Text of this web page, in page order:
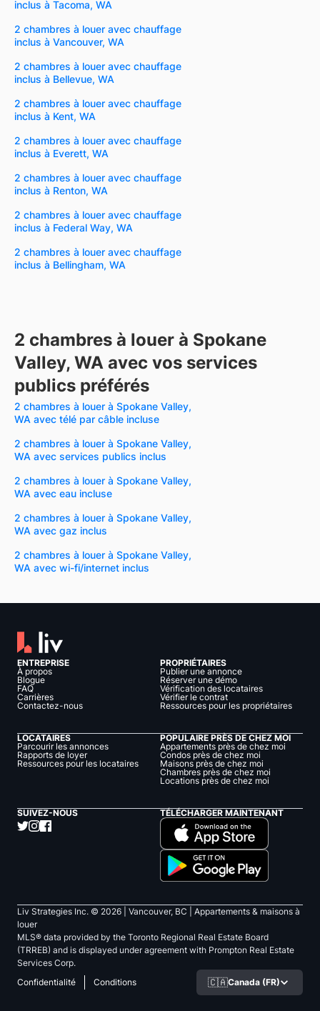
inclus à Tacoma, WA
2 chambres à louer avec chauffage
inclus à Vancouver, WA
2 chambres à louer avec chauffage
inclus à Bellevue, WA
2 chambres à louer avec chauffage
inclus à Kent, WA
2 chambres à louer avec chauffage
inclus à Everett, WA
2 chambres à louer avec chauffage
inclus à Renton, WA
2 chambres à louer avec chauffage
inclus à Federal Way, WA
2 chambres à louer avec chauffage
inclus à Bellingham, WA
2 chambres à louer à Spokane
Valley, WA avec vos services
publics préférés
2 chambres à louer à Spokane Valley,
WA avec télé par câble incluse
2 chambres à louer à Spokane Valley,
WA avec services publics inclus
2 chambres à louer à Spokane Valley,
WA avec eau incluse
2 chambres à louer à Spokane Valley,
WA avec gaz inclus
2 chambres à louer à Spokane Valley,
WA avec wi-fi/internet inclus
ENTREPRISE
À propos
Blogue
FAQ
Carrières
Contactez-nous
PROPRIÉTAIRES
Publier une annonce
Réserver une démo
Vérification des locataires
Vérifier le contrat
Ressources pour les propriétaires
LOCATAIRES
Parcourir les annonces
Rapports de loyer
Ressources pour les locataires
POPULAIRE PRÈS DE CHEZ MOI
Appartements près de chez moi
Condos près de chez moi
Maisons près de chez moi
Chambres près de chez moi
Locations près de chez moi
SUIVEZ-NOUS TÉLÉCHARGER MAINTENANT
Liv Strategies Inc. © 2026 | Vancouver, BC |
Appartements & maisons à
louer
MLS® data provided by the Toronto Regional Real Estate Board
(TRREB) and is displayed under agreement with Prompton Real Estate
Services Corp.
Confidentialité
Conditions 🇨🇦Canada (FR)